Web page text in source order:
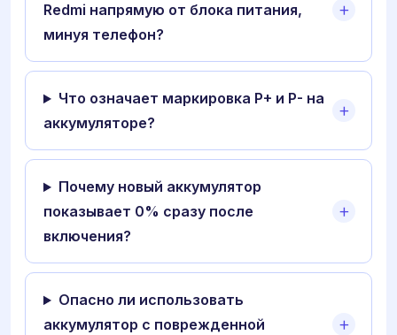
Redmi напрямую от блока питания,
минуя телефон?
Что означает маркировка P+ и P- на
аккумуляторе?
Почему новый аккумулятор
показывает 0% сразу после
включения?
Опасно ли использовать
аккумулятор с поврежденной